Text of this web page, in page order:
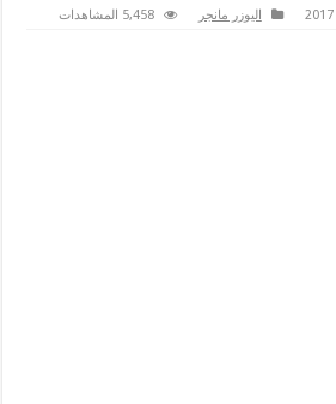
اليوزر مانجر 5,458 المشاهدات